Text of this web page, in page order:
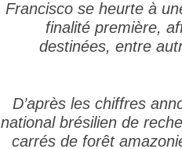
Francisco se heurte à
finalité première,
destinées, entre
D’après les chiffres
national brésilien de
carrés de forêt